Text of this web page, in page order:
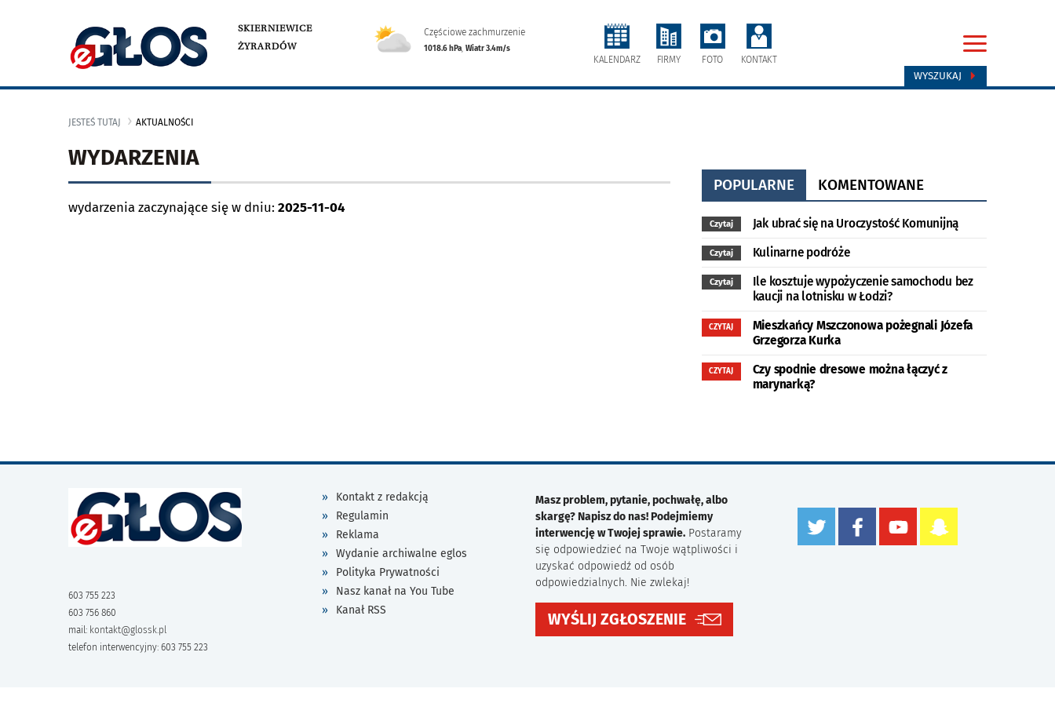
SKIERNIEWICE
ŻYRARDÓW
Częściowe zachmurzenie
1018.6 hPa,Wiatr 3.4m/s
KALENDARZ FIRMY FOTO KONTAKT
WYSZUKAJ
JESTEŚ TUTAJ AKTUALNOŚCI
WYDARZENIA
wydarzenia zaczynające się w dniu: 2025-11-04
POPULARNE KOMENTOWANE
Czytaj Jak ubrać się na Uroczystość Komunijną
Czytaj Kulinarne podróże
Czytaj
Ile kosztuje wypożyczenie samochodu bez
kaucji na lotnisku w Łodzi?
CZYTAJ
Mieszkańcy Mszczonowa pożegnali Józefa
Grzegorza Kurka
CZYTAJ
Czy spodnie dresowe można łączyć z
marynarką?
603 755 223
603 756 860
mail: kontakt@glossk.pl
telefon interwencyjny: 603 755 223
Kontakt z redakcją
Regulamin
Reklama
Wydanie archiwalne eglos
Polityka Prywatności
Nasz kanał na You Tube
Kanał RSS
Masz problem, pytanie, pochwałę, albo
skargę? Napisz do nas! Podejmiemy
interwencję w Twojej sprawie. Postaramy
się odpowiedzieć na Twoje wątpliwości i
uzyskać odpowiedź od osób
odpowiedzialnych. Nie zwlekaj!
WYŚLIJ ZGŁOSZENIE